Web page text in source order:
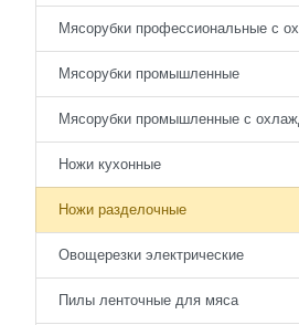
Мясорубки профессиональные с
Мясорубки промышленные
Мясорубки промышленные с
Ножи кухонные
Ножи разделочные
Овощерезки электрические
Пилы ленточные для мяса